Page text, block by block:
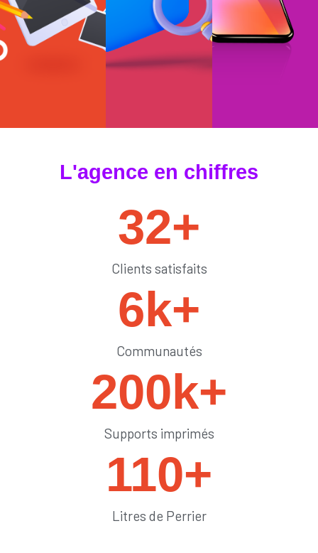
#tendances
L'agence en chiffres
32+
Clients satisfaits
6k+
Communautés
200k+
Supports imprimés
110+
Litres de Perrier